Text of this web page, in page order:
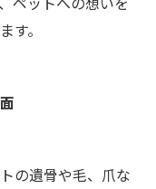
す。
の遺骨や毛、爪な